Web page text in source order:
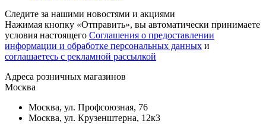
Следите за нашими новостями и акциями
Нажимая кнопку «Отправить», вы автоматически принимаете
условия настоящего Cоглашения о предоставлении
информации и обработке персональных данных и
соглашаетесь с рекламной рассылкой
Aдреса розничных магазинов
Москва
Москва, ул. Профсоюзная, 76
Москва, ул. Крузенштерна, 12к3